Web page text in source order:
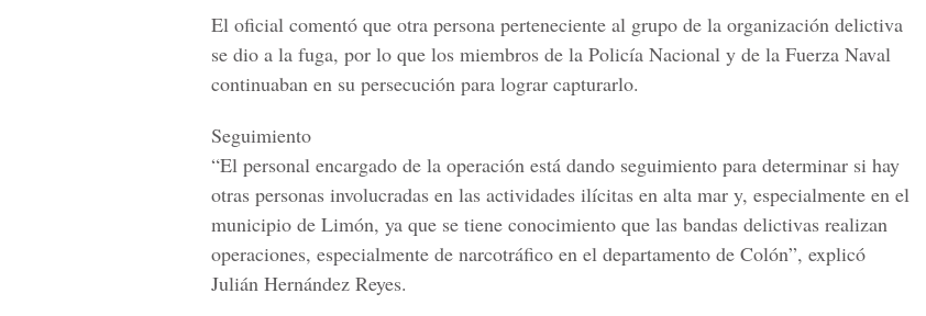
El oficial comentó que otra persona perteneciente al grupo de la organización delictiva
se dio a la fuga, por lo que los miembros de la Policía Nacional y de la Fuerza Naval
continuaban en su persecución para lograr capturarlo.
Seguimiento
“El personal encargado de la operación está dando seguimiento para determinar si hay
otras personas involucradas en las actividades ilícitas en alta mar y, especialmente en el
municipio de Limón, ya que se tiene conocimiento que las bandas delictivas realizan
operaciones, especialmente de narcotráfico en el departamento de Colón”, explicó
Julián Hernández Reyes.